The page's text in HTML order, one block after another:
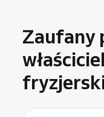
Zaufany